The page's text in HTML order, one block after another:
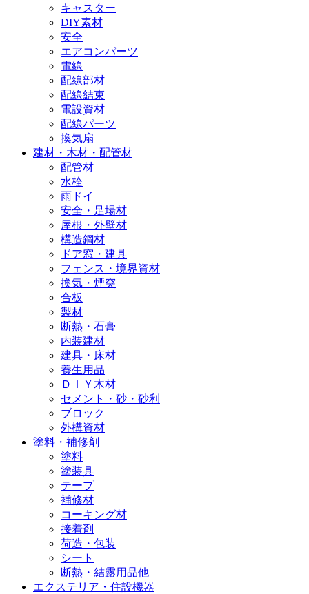
キャスター
DIY素材
安全
エアコンパーツ
電線
配線部材
配線結束
電設資材
配線パーツ
換気扇
建材・木材・配管材
配管材
水栓
雨ドイ
安全・足場材
屋根・外壁材
構造鋼材
ドア窓・建具
フェンス・境界資材
換気・煙突
合板
製材
断熱・石膏
内装建材
建具・床材
養生用品
ＤＩＹ木材
セメント・砂・砂利
ブロック
外構資材
塗料・補修剤
塗料
塗装具
テープ
補修材
コーキング材
接着剤
荷造・包装
シート
断熱・結露用品他
エクステリア・住設機器